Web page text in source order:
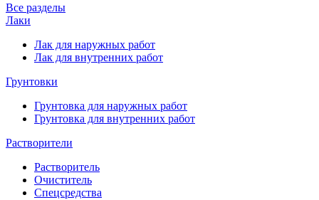
Все разделы
Лаки
Лак для наружных работ
Лак для внутренних работ
Грунтовки
Грунтовка для наружных работ
Грунтовка для внутренних работ
Растворители
Растворитель
Очиститель
Спецсредства